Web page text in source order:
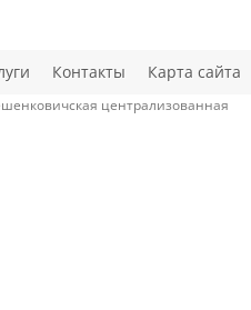
Контакты Карта сайта
централизованная